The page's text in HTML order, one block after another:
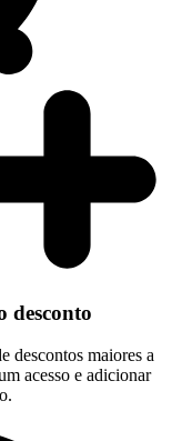
desconto
descontos maiores a
acesso e adicionar